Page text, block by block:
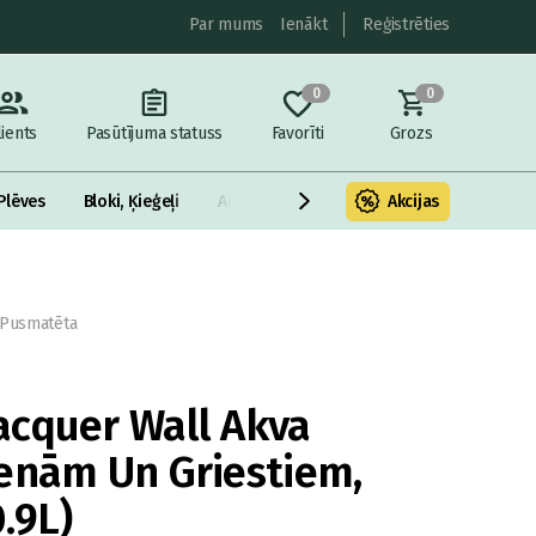
Par mums Ienākt Reģistrēties
Pasūtījuma statuss
0
Favorīti
0
Grozs
Bloki, Ķieģeļi Armatūra un metāls Fasādes
Akcijas
Wall Akva
Un Griestiem,